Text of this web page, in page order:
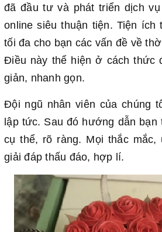
đã đầu tư và phát triển dịch
online siêu thuận tiện. Tiện
tối đa cho bạn các vấn đề về
Điều này thể hiện ở cách thức
giản, nhanh gọn.
Đội ngũ nhân viên của chúng
lập tức. Sau đó hướng dẫn
cụ thể, rõ ràng. Mọi thắc
giải đáp thấu đáo, hợp lí.